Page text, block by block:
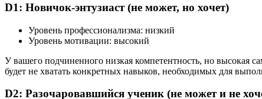
D1: Новичок-энтузиаст (не может, но хочет)
Уровень профессионализма: низкий
Уровень мотивации: высокий
У вашего подчиненного низкая компетентность, но высокая
будет не хватать конкретных навыков, необходимых для
D2: Разочаровавшийся ученик (не может и не